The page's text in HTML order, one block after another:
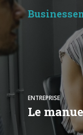
ENTREPRISE
Le